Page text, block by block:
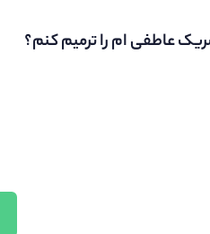
عاطفی ام را ترمیم کنم؟